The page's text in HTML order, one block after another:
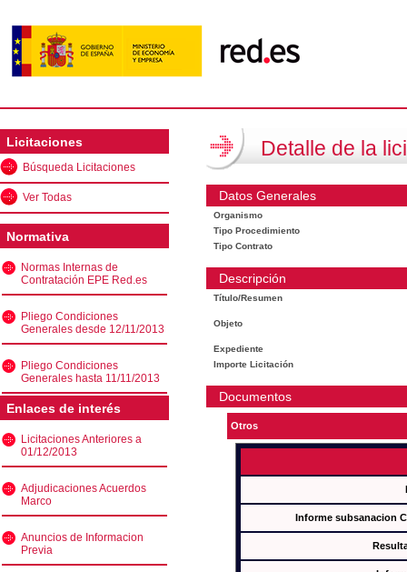
Licitaciones
Búsqueda Licitaciones
Ver Todas
Normativa
Normas Internas de
Contratación EPE Red.es
Pliego Condiciones
Generales desde 12/11/2013
Pliego Condiciones
Generales hasta 11/11/2013
Enlaces de interés
Licitaciones Anteriores a
01/12/2013
Adjudicaciones Acuerdos
Marco
Anuncios de Informacion
Previa
Detalle de la
Datos Generales
Organismo
Tipo Procedimiento
Tipo Contrato
Descripción
Título/Resumen
Objeto
Expediente
Importe Licitación
Documentos
Otros
Informe subsanacion